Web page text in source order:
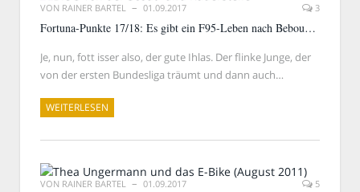
VON RAINER BARTEL 01.09.2017 3
Fortuna-Punkte 17/18: Es gibt ein F95-Leben nach Bebou…
Je, nun, fott isser also, der gute Ihlas. Der flinke Junge, der
von der ersten Bundesliga träumt und dann auch…
WEITERLESEN
VON RAINER BARTEL 01.09.2017 5